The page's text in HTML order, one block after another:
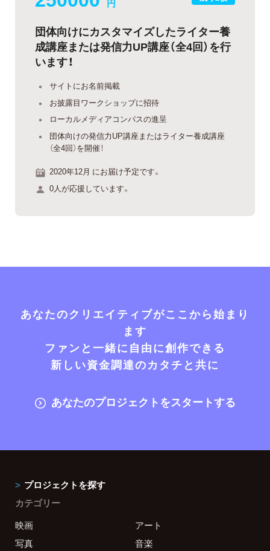
円
団体向けにカスタマイズしたライター養
成講座または発信力UP講座（全4回）を行
います！
サイトにお名前掲載
お披露目ワークショップに招待
ローカルメディアコンパスの進呈
団体向けの発信力UP講座またはライター養成講座
（全4回）を開催！
2020年12月 にお届け予定です。
0人が応援しています。
あなたのクリエイティブがここから始まり
ます
ファンと一緒に自由に創作できる
新しい資金調達のカタチと共に
あなたのプロジェクトをスタートする
プロジェクトを探す
カテゴリー
映画
アート
写真
音楽